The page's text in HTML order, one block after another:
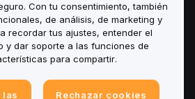
Con tu consentimiento, también
de análisis, de marketing y
recordar tus ajustes, entender el
y dar soporte a las funciones de
para compartir.
las Rechazar cookies